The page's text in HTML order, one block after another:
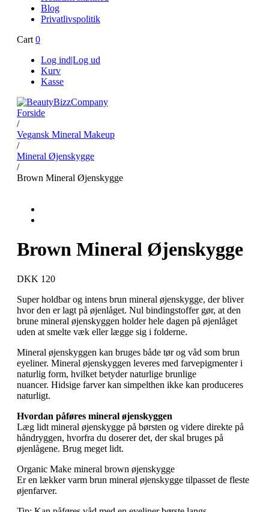
Blog
Privatlivspolitik
Cart 0
Log ind|Log ud
Kurv
Kasse
Forside
/
Vegansk Mineral Makeup
/
Mineral Øjenskygge
/
Brown Mineral Øjenskygge
Brown Mineral Øjenskygge
DKK 120
Super holdbar og intens brun mineral øjenskygge, der bliver
hvor den er lagt på øjenlåget. Nul bindingstoffer gør, at den
brune mineral øjenskyggen holder hele dagen på øjenlåget
uden at smelte væk eller lægge sig i folderne.
Mineral øjenskyggen kan bruges både tør og våd som brun
eyeliner. Mineral øjenskyggen leveres med farvepigmenter i
naturlig form, hvilket betyder naturlige brunlige
nuancer. Hidsige farver kan simpelthen ikke kan produceres
naturligt.
Hvordan påføres mineral øjenskyggen
Læg lidt mineral øjenskygge på børsten og videre direkte på
håndryggen, hvorfra du doserer det, der skal bruges på
øjenlågene. Brug meget lidt.
Organic Make mineral brown øjenskygge
Er en lækker varm brun mineral øjenskygge tilpasset de fleste
øjenfarver.